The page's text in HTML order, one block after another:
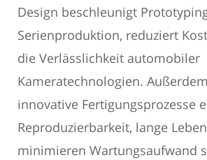
Design beschleunigt
Serienproduktion, reduziert
die Verlässlichkeit automobiler
Kameratechnologien.
innovative Fertigungsprozesse
Reproduzierbarkeit, lange
minimieren Wartungsaufwand